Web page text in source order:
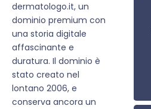
dermatologo.it, un
dominio premium con
una storia digitale
affascinante e
duratura. Il dominio è
stato creato nel
lontano 2006, e
conserva ancora un